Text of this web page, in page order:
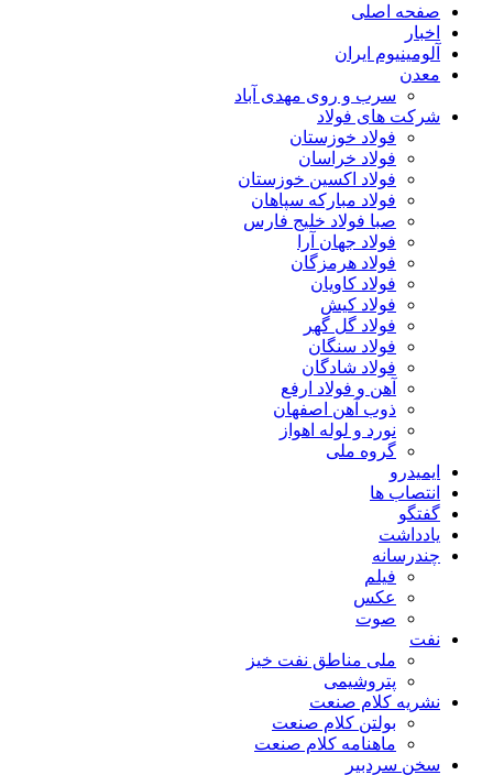
صفحه اصلی
اخبار
آلومینیوم ایران
معدن
سرب و روی مهدی آباد
شرکت های فولاد
فولاد خوزستان
فولاد خراسان
فولاد اکسین خوزستان
فولاد مبارکه سپاهان
صبا فولاد خلیج فارس
فولاد جهان آرا
فولاد هرمزگان
فولاد کاویان
فولاد کیش
فولاد گل گهر
فولاد سنگان
فولاد شادگان
آهن و فولاد ارفع
ذوب آهن اصفهان
نورد و لوله اهواز
گروه ملی
ایمیدرو
انتصاب ها
گفتگو
یادداشت
چندرسانه
فیلم
عکس
صوت
نفت
ملی مناطق نفت خیز
پتروشیمی
نشریه کلام صنعت
بولتن کلام صنعت
ماهنامه کلام صنعت
سخن سردبیر